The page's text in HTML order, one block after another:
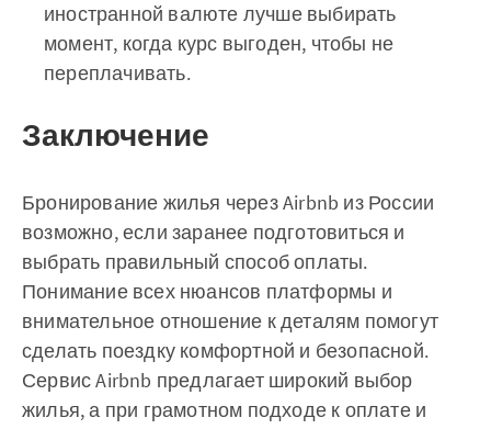
иностранной валюте лучше выбирать
момент, когда курс выгоден, чтобы не
переплачивать.
Заключение
Бронирование жилья через Airbnb из России
возможно, если заранее подготовиться и
выбрать правильный способ оплаты.
Понимание всех нюансов платформы и
внимательное отношение к деталям помогут
сделать поездку комфортной и безопасной.
Сервис Airbnb предлагает широкий выбор
жилья, а при грамотном подходе к оплате и